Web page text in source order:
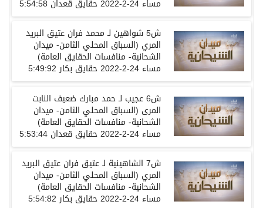
مساء 24-2-2022 حقايق قعدان 5:54:58
ش5 شواهين لـ محمد فران عتيق البريد
المري (السباق المحلي الثامن- ميدان
الشحانية- منافسات الحقايق العامة)
مساء 24-2-2022 حقايق بكار 5:49:92
ش6 عجيب لـ حمد مبارك ضعيف النابت
المرى (السباق المحلي الثامن- ميدان
الشحانية- منافسات الحقايق العامة)
مساء 24-2-2022 حقايق قعدان 5:53:44
ش7 الشاهينية لـ عتيق فران عتيق البريد
المري (السباق المحلي الثامن- ميدان
الشحانية- منافسات الحقايق العامة)
مساء 24-2-2022 حقايق بكار 5:54:82